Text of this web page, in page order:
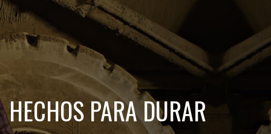
HECHOS PARA DURAR